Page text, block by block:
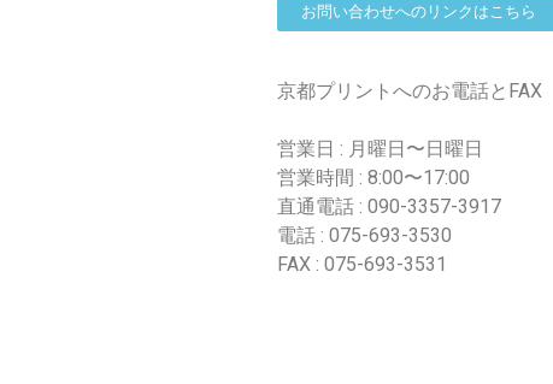
お問い合わせへのリンクはこちら
京都プリントへのお電話とFAX
営業日 : 月曜日〜日曜日
営業時間 : 8:00〜17:00
直通電話 : 090-3357-3917
電話 : 075-693-3530
FAX : 075-693-3531